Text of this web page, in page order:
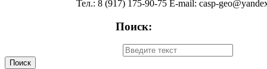
Тел.: 8 (917) 175-90-75 E-mail: casp-
Поиск: